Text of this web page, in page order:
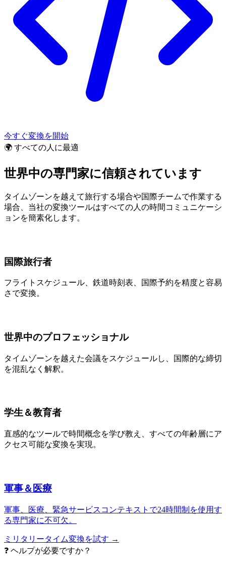
今すぐ変換を開始
🌍 すべての人に最適
世界中の専門家に信頼されています
タイムゾーンを越えて旅行する場合や国際チームで作業する
場合、当社の変換ツールはすべての人の時間コミュニケーシ
ョンを簡素化します。
国際旅行者
フライトスケジュール、鉄道時刻表、国際予約を精度と容易
さで変換。
世界中のプロフェッショナル
タイムゾーンを越えた会議をスケジュールし、国際的な締切
を混乱なく解釈。
学生＆教育者
直感的なツールで時間概念を学び教え、すべての年齢層にア
クセス可能な変換を実現。
軍事＆医療
軍事、医療、緊急サービスコンテキストで24時間制を使用す
る専門家に不可欠。
ミリタリータイム変換を試す →
❓ ヘルプが必要ですか？